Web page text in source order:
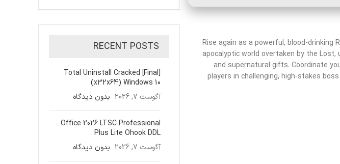
Rise again as a powerful, blood-drinking
apocalyptic world overtaken by the
and supernatural gifts. Coordinate
players in challenging, high-stakes
RECENT POSTS
Total Uninstall Cracked [Final]
(x32x64) Windows 10
آگوست 7, 2026
بدون دیدگاه
Office 2026 LTSC Professional
Plus Lite Ohook DDL
آگوست 7, 2026
بدون دیدگاه